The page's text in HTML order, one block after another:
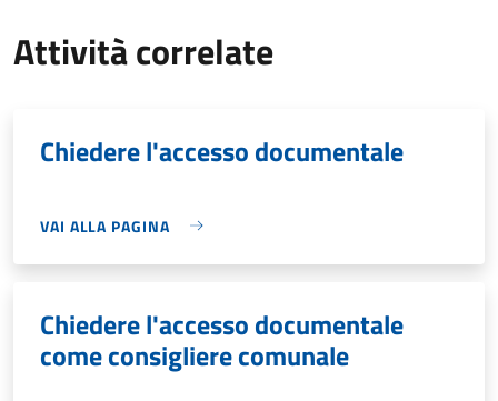
Attività correlate
Chiedere l'accesso documentale
VAI ALLA PAGINA
Chiedere l'accesso documentale
come consigliere comunale